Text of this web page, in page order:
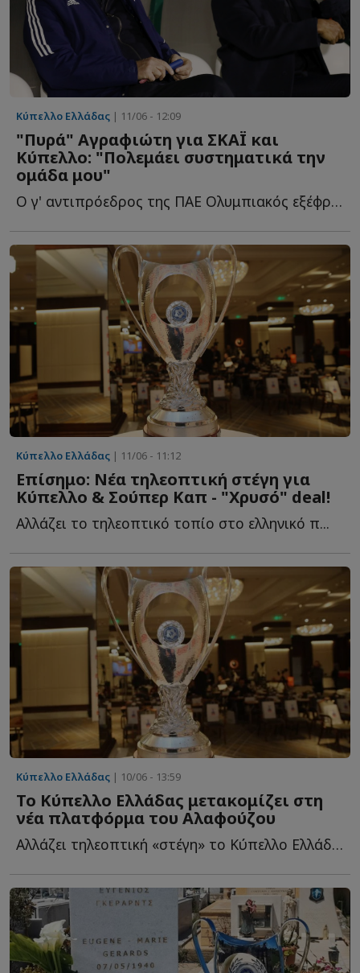
Κύπελλο Ελλάδας | 11/06 - 12:09
"Πυρά" Αγραφιώτη για ΣΚΑΪ και
Κύπελλο: "Πολεμάει συστηματικά την
ομάδα μου"
Ο γ' αντιπρόεδρος της ΠΑΕ Ολυμπιακός εξέφρασε την αντίθεσή τ...
Κύπελλο Ελλάδας | 11/06 - 11:12
Επίσημο: Νέα τηλεοπτική στέγη για
Κύπελλο & Σούπερ Καπ - "Χρυσό" deal!
Αλλάζει το τηλεοπτικό τοπίο στο ελληνικό π...
Κύπελλο Ελλάδας | 10/06 - 13:59
Το Κύπελλο Ελλάδας μετακομίζει στη
νέα πλατφόρμα του Αλαφούζου
Αλλάζει τηλεοπτική «στέγη» το Κύπελλο Ελλάδας, καθώς α...